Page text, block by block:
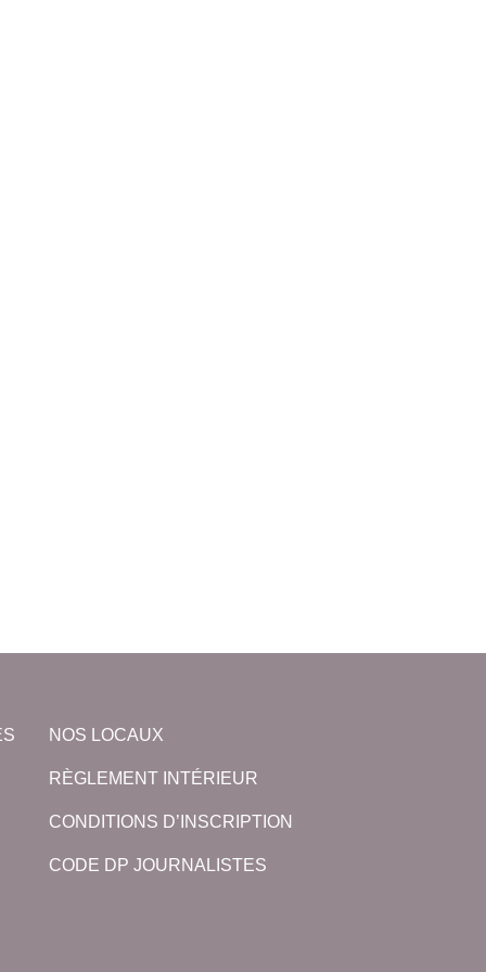
NOS LOCAUX
RÈGLEMENT INTÉRIEUR
CONDITIONS D’INSCRIPTION
CODE DP JOURNALISTES